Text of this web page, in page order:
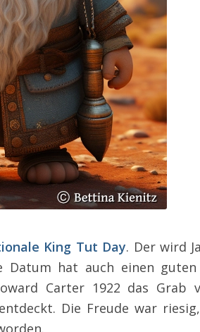
King Tut Day. Der wird
hat auch einen guten
Carter 1922 das Grab
Die Freude war